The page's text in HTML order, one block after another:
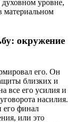
уровне,
материальном
окружение
его. Он
близких и
все его усилия и
насилия.
его финал
или это